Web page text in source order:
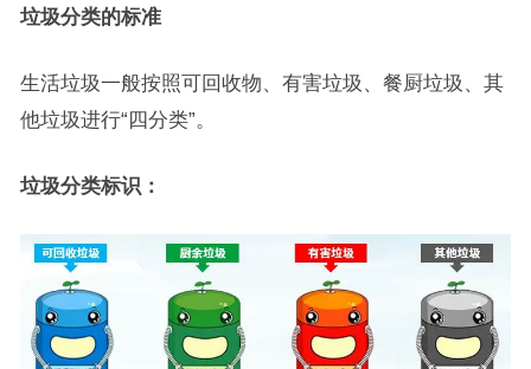
垃圾分类的标准
生活垃圾一般按照可回收物、有害垃圾、餐厨垃圾、其
他垃圾进行“四分类”。
垃圾分类标识：